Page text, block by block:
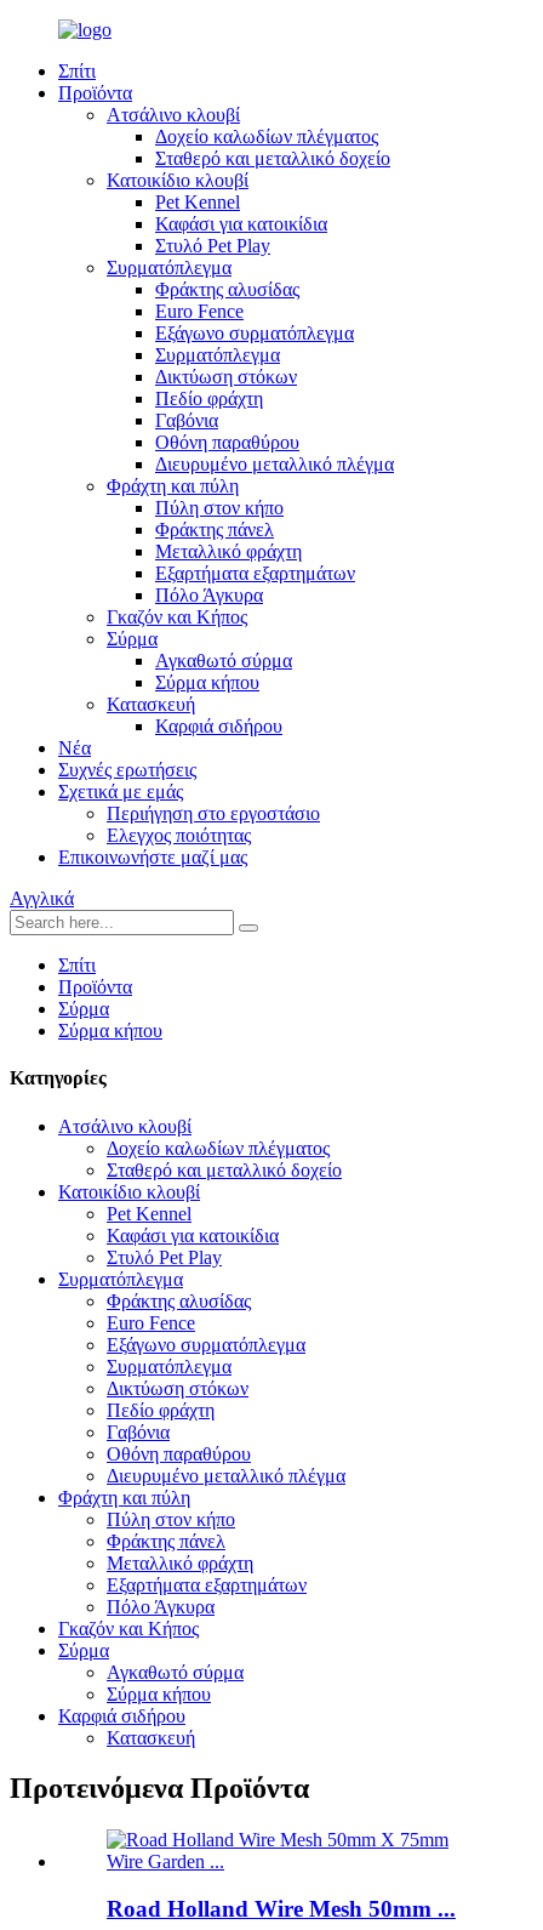
Σπίτι
Προϊόντα
Ατσάλινο κλουβί
Δοχείο καλωδίων πλέγματος
Σταθερό και μεταλλικό δοχείο
Κατοικίδιο κλουβί
Pet Kennel
Καφάσι για κατοικίδια
Στυλό Pet Play
Συρματόπλεγμα
Φράκτης αλυσίδας
Euro Fence
Εξάγωνο συρματόπλεγμα
Συρματόπλεγμα
Δικτύωση στόκων
Πεδίο φράχτη
Γαβόνια
Οθόνη παραθύρου
Διευρυμένο μεταλλικό πλέγμα
Φράχτη και πύλη
Πύλη στον κήπο
Φράκτης πάνελ
Μεταλλικό φράχτη
Εξαρτήματα εξαρτημάτων
Πόλο Άγκυρα
Γκαζόν και Κήπος
Σύρμα
Αγκαθωτό σύρμα
Σύρμα κήπου
Κατασκευή
Καρφιά σιδήρου
Νέα
Συχνές ερωτήσεις
Σχετικά με εμάς
Περιήγηση στο εργοστάσιο
Ελεγχος ποιότητας
Επικοινωνήστε μαζί μας
Αγγλικά
Σπίτι
Προϊόντα
Σύρμα
Σύρμα κήπου
Κατηγορίες
Ατσάλινο κλουβί
Δοχείο καλωδίων πλέγματος
Σταθερό και μεταλλικό δοχείο
Κατοικίδιο κλουβί
Pet Kennel
Καφάσι για κατοικίδια
Στυλό Pet Play
Συρματόπλεγμα
Φράκτης αλυσίδας
Euro Fence
Εξάγωνο συρματόπλεγμα
Συρματόπλεγμα
Δικτύωση στόκων
Πεδίο φράχτη
Γαβόνια
Οθόνη παραθύρου
Διευρυμένο μεταλλικό πλέγμα
Φράχτη και πύλη
Πύλη στον κήπο
Φράκτης πάνελ
Μεταλλικό φράχτη
Εξαρτήματα εξαρτημάτων
Πόλο Άγκυρα
Γκαζόν και Κήπος
Σύρμα
Αγκαθωτό σύρμα
Σύρμα κήπου
Καρφιά σιδήρου
Κατασκευή
Προτεινόμενα Προϊόντα
Road Holland Wire Mesh 50mm ...